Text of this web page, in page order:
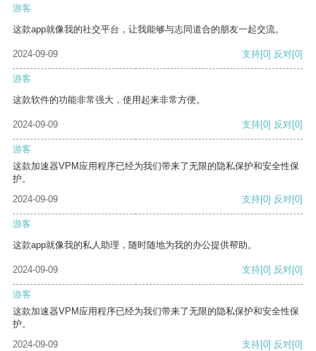
游客
这款app就像我的社交平台，让我能够与志同道合的朋友一起交流。
2024-09-09 支持[0] 反对[0]
游客
这款软件的功能非常强大，使用起来非常方便。
2024-09-09 支持[0] 反对[0]
游客
这款加速器VPM应用程序已经为我们带来了无限的隐私保护和安全性保
护。
2024-09-09
支持[0] 反对[0]
游客
这款app就像我的私人助理，随时随地为我的办公提供帮助。
2024-09-09 支持[0] 反对[0]
游客
这款加速器VPM应用程序已经为我们带来了无限的隐私保护和安全性保
护。
2024-09-09
支持[0] 反对[0]